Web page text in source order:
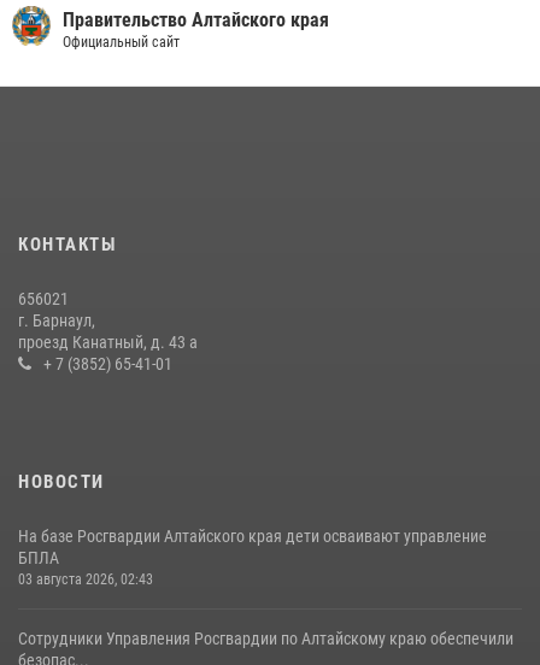
Правительство Алтайского края
Официальный сайт
КОНТАКТЫ
656021
г. Барнаул,
проезд Канатный, д. 43 а
+ 7 (3852) 65-41-01
НОВОСТИ
На базе Росгвардии Алтайского края дети осваивают управление
БПЛА
03 августа 2026, 02:43
Сотрудники Управления Росгвардии по Алтайскому краю обеспечили
безопас...